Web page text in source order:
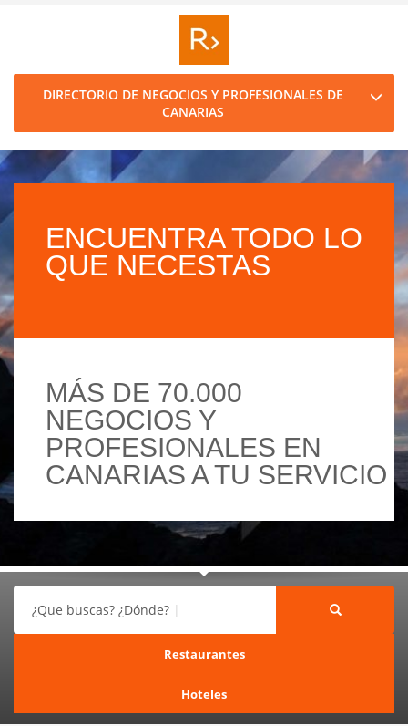
DIRECTORIO DE NEGOCIOS Y PROFESIONALES DE
CANARIAS
ENCUENTRA TODO LO
QUE NECESTAS
MÁS DE 70.000
NEGOCIOS Y
PROFESIONALES EN
CANARIAS A TU SERVICIO
¿Que buscas? ¿Dónde?
Restaurantes
Hoteles